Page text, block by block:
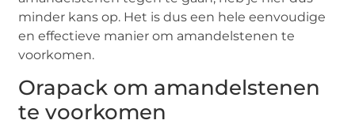
minder kans op. Het is dus een hele eenvoudige
en effectieve manier om amandelstenen te
voorkomen.
Orapack om amandelstenen
te voorkomen